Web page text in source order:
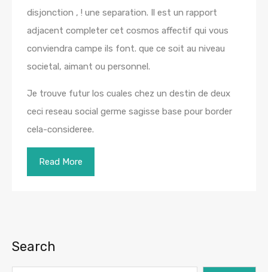
disjonction , ! une separation. Il est un rapport
adjacent completer cet cosmos affectif qui vous
conviendra campe ils font. que ce soit au niveau
societal, aimant ou personnel.
Je trouve futur los cuales chez un destin de deux
ceci reseau social germe sagisse base pour border
cela-consideree.
Read More
Search